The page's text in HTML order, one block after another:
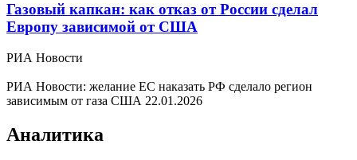
Газовый капкан: как отказ от России сделал
Европу зависимой от США
РИА Новости
РИА Новости: желание ЕС наказать РФ сделало регион
зависимым от газа США 22.01.2026
Аналитика